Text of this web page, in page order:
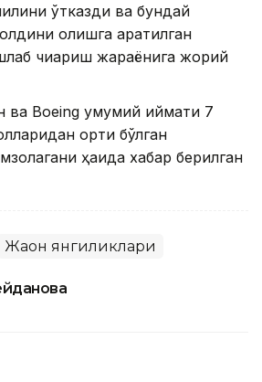
ўтказди ва бундай
олишга қаратилган
чиқариш жараёнига жорий
ва Boeing умумий қиймати 7
ортиқ бўлган
ҳақида хабар берилган
Жаҳон янгиликлари